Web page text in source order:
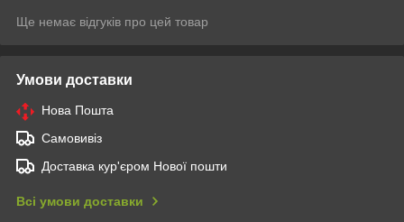
Ще немає відгуків про цей товар
Умови доставки
Нова Пошта
Самовивіз
Доставка кур'єром Нової пошти
Всі умови доставки